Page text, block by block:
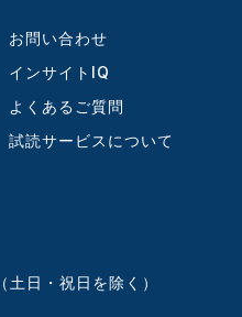
お問い合わせ
インサイトIQ
よくあるご質問
試読サービスについて
日・祝日を除く）